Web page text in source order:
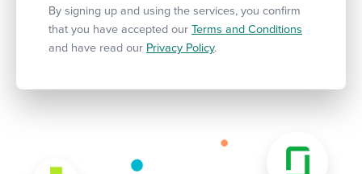
By signing up and using the services, you confirm
that you have accepted our Terms and Conditions
and have read our Privacy Policy.